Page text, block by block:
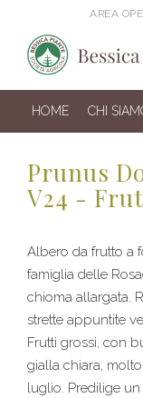
AREA
HOME CHI
Prunus
V24 -
Albero da frutto a
famiglia delle
chioma allargata.
strette appuntite
Frutti grossi, con
gialla chiara,
luglio. Predilige